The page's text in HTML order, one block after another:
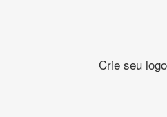
Crie seu